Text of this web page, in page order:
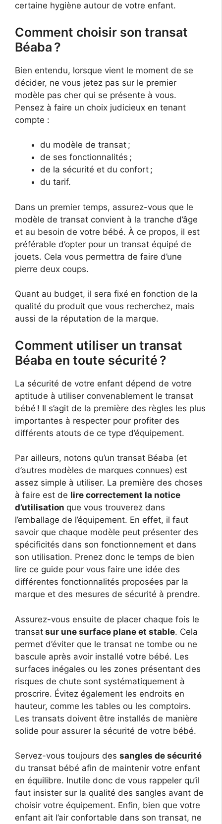
certaine hygiène autour de votre enfant.
Comment choisir son transat
Béaba ?
Bien entendu, lorsque vient le moment de se
décider, ne vous jetez pas sur le premier
modèle pas cher qui se présente à vous.
Pensez à faire un choix judicieux en tenant
compte :
du modèle de transat ;
de ses fonctionnalités ;
de la sécurité et du confort ;
du tarif.
Dans un premier temps, assurez-vous que le
modèle de transat convient à la tranche d’âge
et au besoin de votre bébé. À ce propos, il est
préférable d’opter pour un transat équipé de
jouets. Cela vous permettra de faire d’une
pierre deux coups.
Quant au budget, il sera fixé en fonction de la
qualité du produit que vous recherchez, mais
aussi de la réputation de la marque.
Comment utiliser un transat
Béaba en toute sécurité ?
La sécurité de votre enfant dépend de votre
aptitude à utiliser convenablement le transat
bébé ! Il s’agit de la première des règles les plus
importantes à respecter pour profiter des
différents atouts de ce type d’équipement.
Par ailleurs, notons qu’un transat Béaba (et
d’autres modèles de marques connues) est
assez simple à utiliser. La première des choses
à faire est de lire correctement la notice
d’utilisation que vous trouverez dans
l’emballage de l’équipement. En effet, il faut
savoir que chaque modèle peut présenter des
spécificités dans son fonctionnement et dans
son utilisation. Prenez donc le temps de bien
lire ce guide pour vous faire une idée des
différentes fonctionnalités proposées par la
marque et des mesures de sécurité à prendre.
Assurez-vous ensuite de placer chaque fois le
transat sur une surface plane et stable. Cela
permet d’éviter que le transat ne tombe ou ne
bascule après avoir installé votre bébé. Les
surfaces inégales ou les zones présentant des
risques de chute sont systématiquement à
proscrire. Évitez également les endroits en
hauteur, comme les tables ou les comptoirs.
Les transats doivent être installés de manière
solide pour assurer la sécurité de votre bébé.
Servez-vous toujours des sangles de sécurité
du transat bébé afin de maintenir votre enfant
en équilibre. Inutile donc de vous rappeler qu’il
faut insister sur la qualité des sangles avant de
choisir votre équipement. Enfin, bien que votre
enfant ait l’air confortable dans son transat, ne